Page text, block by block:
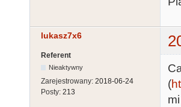
lukasz7x6
Referent
Nieaktywny
Zarejestrowany: 2018-06-24
Posty: 213
(